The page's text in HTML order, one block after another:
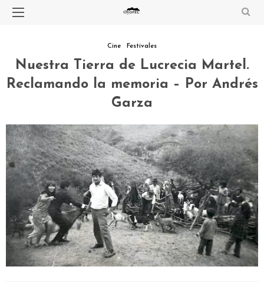
Cine Festivales
Nuestra Tierra de Lucrecia Martel.
Reclamando la memoria – Por Andrés
Garza